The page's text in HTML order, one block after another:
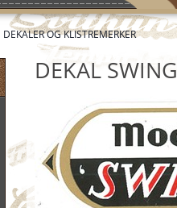
DEKALER OG KLISTREMERKER
DEKAL SWING